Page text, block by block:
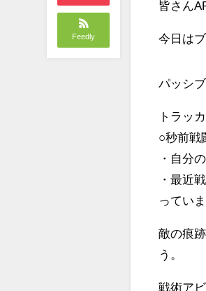
Feedly
皆さん
今日は
パッシ
トラッ
○秒前戦
・自分
・最近
っていま
敵の痕
う。
戦術ア